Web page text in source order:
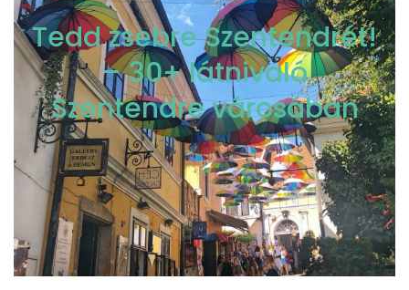
Tedd zsebre Szentendrét!
– 30+ látnivaló
Szentendre városában